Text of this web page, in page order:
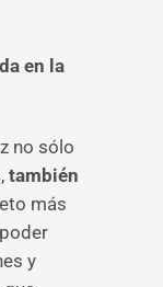
en la
no sólo
también
más
y